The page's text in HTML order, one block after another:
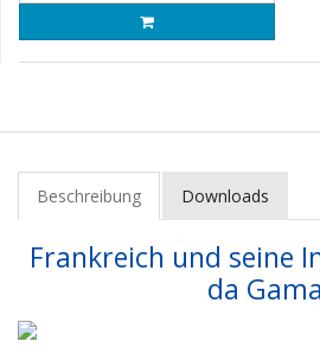
Beschreibung Downloads
Frankreich und seine
da Gama